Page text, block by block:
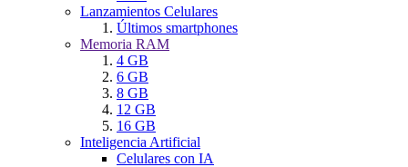
Lanzamientos Celulares
Últimos smartphones
Memoria RAM
4 GB
6 GB
8 GB
12 GB
16 GB
Inteligencia Artificial
Celulares con IA